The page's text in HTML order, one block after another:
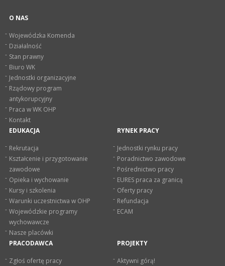
O NAS
Wojewódzka Komenda
Działalność
Stan prawny
Biuro WK
Jednostki organizacyjne
Rządowy program
antykorupcyjny
Praca w WK OHP
Kontakt
EDUKACJA
Rekrutacja
Kształcenie i przygotowanie
zawodowe
Opieka i wychowanie
Kursy i szkolenia
Warunki uczestnictwa w OHP
Wojewódzkie programy
wychowawcze
Nasze placówki
RYNEK PRACY
Jednostki rynku pracy
Poradnictwo zawodowe
Pośrednictwo pracy
EURES praca za granicą
Oferty pracy
Refundacja
ECAM
PRACODAWCA
Zgłoś ofertę pracy
PROJEKTY
Aktywni górą!